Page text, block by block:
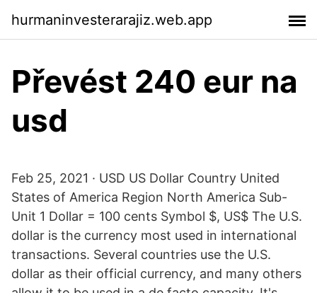
hurmaninvesterarajiz.web.app
Převést 240 eur na
usd
Feb 25, 2021 · USD US Dollar Country United
States of America Region North America Sub-
Unit 1 Dollar = 100 cents Symbol $, US$ The U.S.
dollar is the currency most used in international
transactions. Several countries use the U.S.
dollar as their official currency, and many others